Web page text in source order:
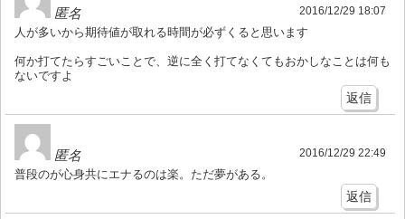
匿名 2016/12/29 18:07
人が多いから期待値が取れる時間が必ずくると思います
何か打てたらすごいことで、逆に全く打てなくてもおかしなことは何も
ないですよ
返信
匿名 2016/12/29 22:49
普段のが心身共にエナるのは楽。ただ夢がある。
返信